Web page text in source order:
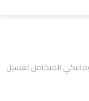
المتكامل لغسيل